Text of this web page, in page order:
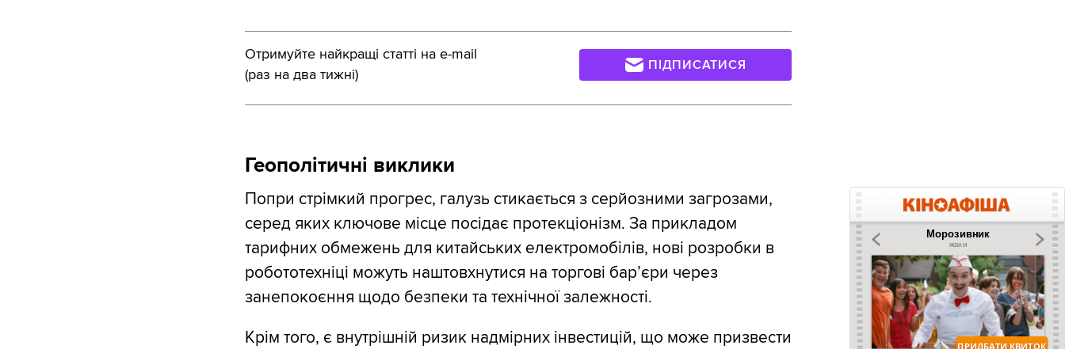
Отримуйте найкращі статті на e-mail
(раз на два тижні)
ПІДПИСАТИСЯ
Геополітичні виклики
Попри стрімкий прогрес, галузь стикається з серйозними загрозами,
серед яких ключове місце посідає протекціонізм. За прикладом
тарифних обмежень для китайських електромобілів, нові розробки в
робототехніці можуть наштовхнутися на торгові бар’єри через
занепокоєння щодо безпеки та технічної залежності.
Крім того, є внутрішній ризик надмірних інвестицій, що може призвести